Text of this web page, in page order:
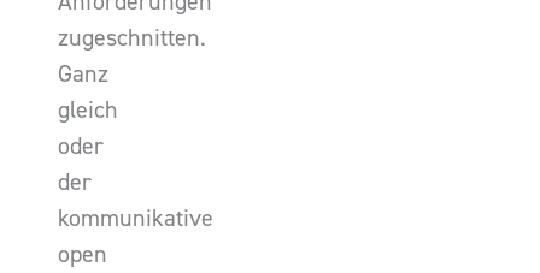
zugeschnitten.
Ganz
gleich
oder
der
kommunikative
open